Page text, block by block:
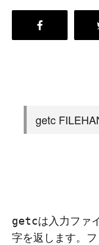
getc
getcは入力ファ
字を返します。